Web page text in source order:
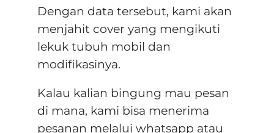
Dengan data tersebut, kami akan
menjahit cover yang mengikuti
lekuk tubuh mobil dan
modifikasinya.
Kalau kalian bingung mau pesan
di mana, kami bisa menerima
pesanan melalui whatsapp atau